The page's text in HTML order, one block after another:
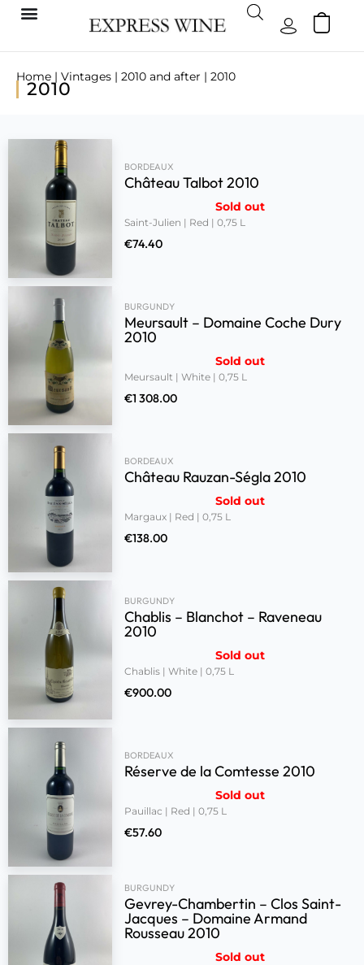
Home | Vintages | 2010 and after | 2010
2010
BORDEAUX
Château Talbot 2010
Sold out
Saint-Julien | Red | 0,75 L
€74.40
BURGUNDY
Meursault – Domaine Coche Dury
2010
Sold out
Meursault | White | 0,75 L
€1 308.00
BORDEAUX
Château Rauzan-Ségla 2010
Sold out
Margaux | Red | 0,75 L
€138.00
BURGUNDY
Chablis – Blanchot – Raveneau
2010
Sold out
Chablis | White | 0,75 L
€900.00
BORDEAUX
Réserve de la Comtesse 2010
Sold out
Pauillac | Red | 0,75 L
€57.60
BURGUNDY
Gevrey-Chambertin – Clos Saint-
Jacques – Domaine Armand
Rousseau 2010
Sold out